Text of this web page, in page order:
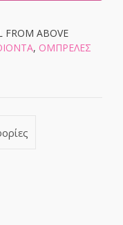
FROM ABOVE
, ΟΜΠΡΕΛΕΣ